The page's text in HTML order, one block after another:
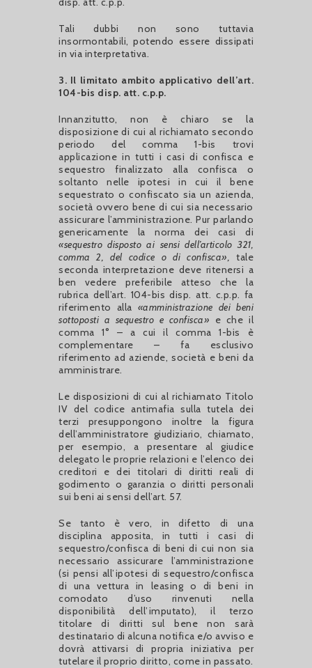
Tali dubbi non sono tuttavia
insormontabili, potendo essere dissipati
in via interpretativa.
3. Il limitato ambito applicativo dell’art.
104-bis disp. att. c.p.p.
Innanzitutto, non è chiaro se la
disposizione di cui al richiamato secondo
periodo del comma 1-bis trovi
applicazione in tutti i casi di confisca e
sequestro finalizzato alla confisca o
soltanto nelle ipotesi in cui il bene
sequestrato o confiscato sia un azienda,
società ovvero bene di cui sia necessario
assicurare l’amministrazione. Pur parlando
genericamente la norma dei casi di
«sequestro disposto ai sensi dell’articolo 321,
comma 2, del codice o di confisca», tale
seconda interpretazione deve ritenersi a
ben vedere preferibile atteso che la
rubrica dell’art. 104-bis disp. att. c.p.p. fa
riferimento alla «amministrazione dei beni
sottoposti a sequestro e confisca» e che il
comma 1° – a cui il comma 1-bis è
complementare – fa esclusivo
riferimento ad aziende, società e beni da
amministrare.
Le disposizioni di cui al richiamato Titolo
IV del codice antimafia sulla tutela dei
terzi presuppongono inoltre la figura
dell’amministratore giudiziario, chiamato,
per esempio, a presentare al giudice
delegato le proprie relazioni e l’elenco dei
creditori e dei titolari di diritti reali di
godimento o garanzia o diritti personali
sui beni ai sensi dell’art. 57.
Se tanto è vero, in difetto di una
disciplina apposita, in tutti i casi di
sequestro/confisca di beni di cui non sia
necessario assicurare l’amministrazione
(si pensi all’ipotesi di sequestro/confisca
di una vettura in leasing o di beni in
comodato d’uso rinvenuti nella
disponibilità dell’imputato), il terzo
titolare di diritti sul bene non sarà
destinatario di alcuna notifica e/o avviso e
dovrà attivarsi di propria iniziativa per
tutelare il proprio diritto, come in passato.